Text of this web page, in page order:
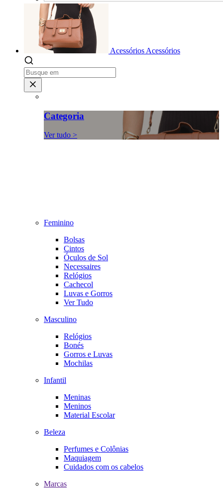
Acessórios Acessórios
Categoria
Ver tudo >
Feminino
Bolsas
Cintos
Óculos de Sol
Necessaires
Relógios
Cachecol
Luvas e Gorros
Ver Tudo
Masculino
Relógios
Bonés
Gorros e Luvas
Mochilas
Infantil
Meninas
Meninos
Material Escolar
Beleza
Perfumes e Colônias
Maquiagem
Cuidados com os cabelos
Marcas